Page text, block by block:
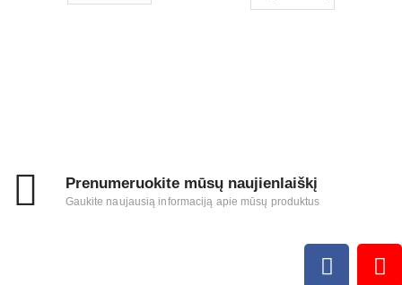
Prenumeruokite mūsų naujienlaiškį
Gaukite naujausią informaciją apie mūsų produktus